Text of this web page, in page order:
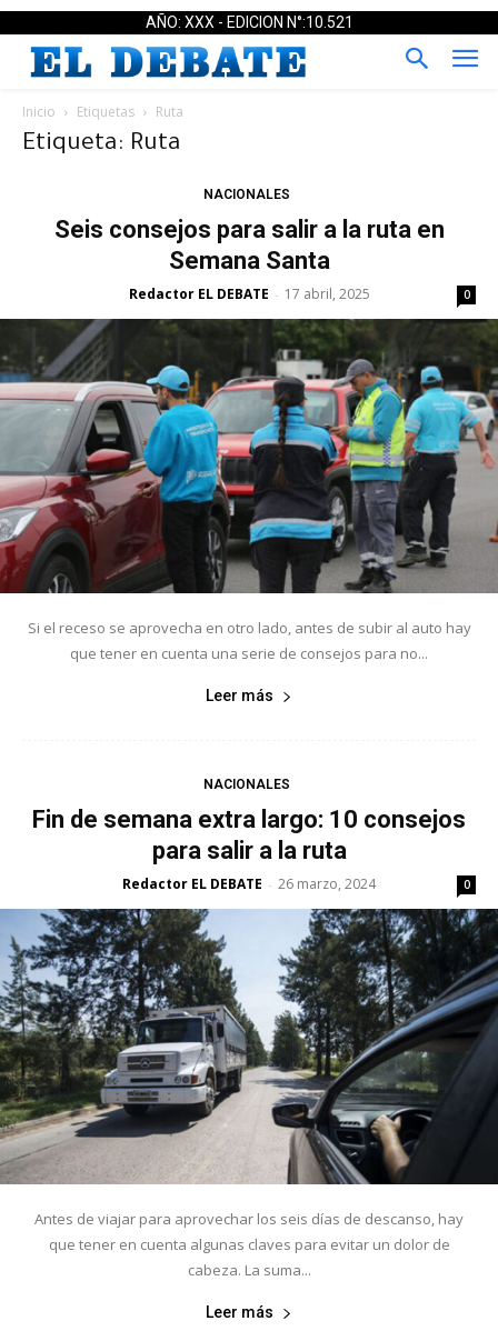
AÑO: XXX - EDICION N°:10.521
Inicio Etiquetas Ruta
Etiqueta: Ruta
NACIONALES
Seis consejos para salir a la ruta en
Semana Santa
Redactor EL DEBATE - 17 abril, 2025 0
Si el receso se aprovecha en otro lado, antes de subir al auto hay
que tener en cuenta una serie de consejos para no...
Leer más
NACIONALES
Fin de semana extra largo: 10 consejos
para salir a la ruta
Redactor EL DEBATE - 26 marzo, 2024 0
Antes de viajar para aprovechar los seis días de descanso, hay
que tener en cuenta algunas claves para evitar un dolor de
cabeza. La suma...
Leer más